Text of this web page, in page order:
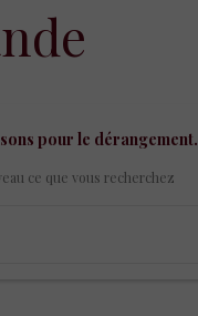
pour le dérangement.
ce que vous recherchez